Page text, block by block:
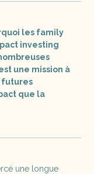
les family
investing
une mission à
futures
que la
une longue